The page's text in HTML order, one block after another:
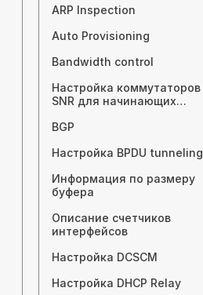
помощью TFTP/FTP/SFTP-
ARP Inspection
Auto Provisioning
Bandwidth control
Настройка коммутаторов
SNR для начинающих
BGP
Настройка BPDU tunneling
Информация по размеру
буфера
Описание счетчиков
интерфейсов
Настройка DCSCM
Настройка DHCP Relay